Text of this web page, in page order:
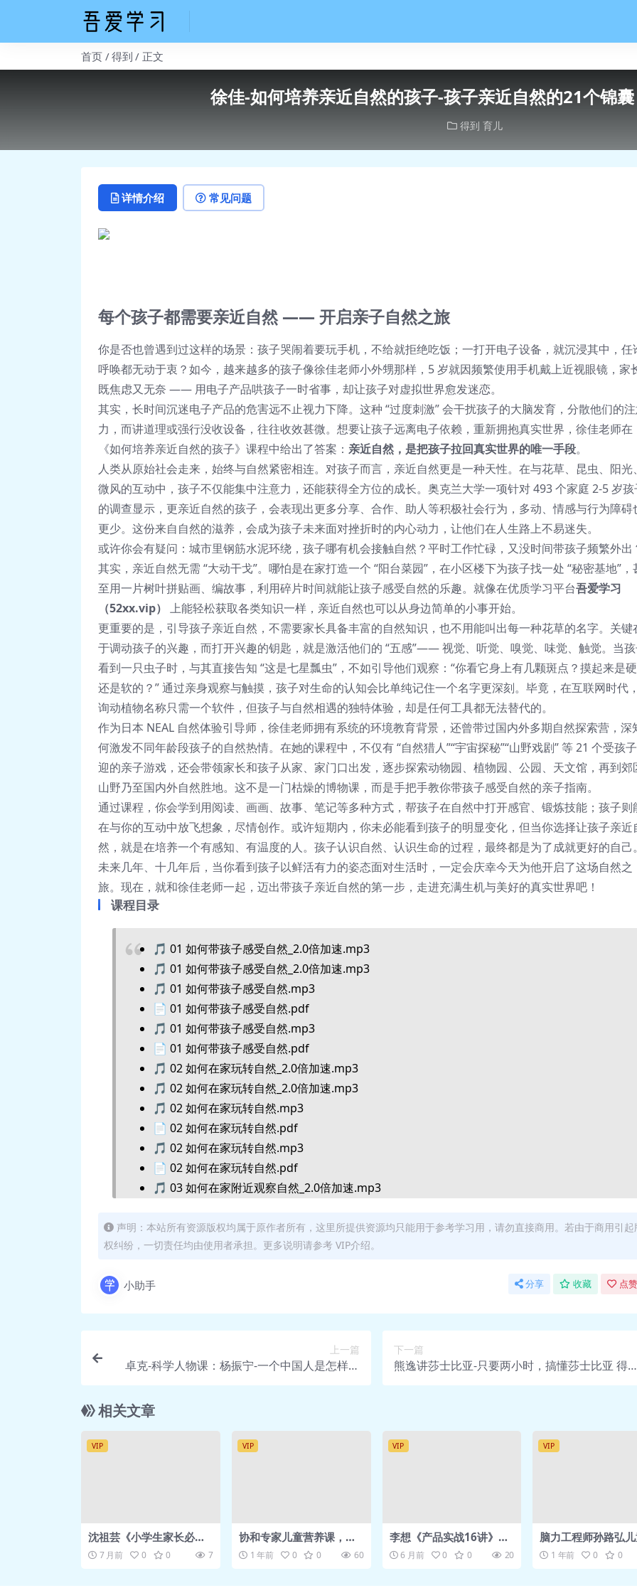
首页 得到 正文
徐佳-如何培养亲近自然的孩子-孩子亲近自然的21个锦
得到 育儿
详情介绍 常见问题
每个孩子都需要亲近自然 —— 开启亲子自然之旅
你是否也曾遇到过这样的场景：孩子哭闹着要玩手机，不给就拒绝吃饭；一打开电子设备，就沉浸其中，任
呼唤都无动于衷？如今，越来越多的孩子像徐佳老师小外甥那样，5 岁就因频繁使用手机戴上近视眼镜，家
既焦虑又无奈 —— 用电子产品哄孩子一时省事，却让孩子对虚拟世界愈发迷恋。
其实，长时间沉迷电子产品的危害远不止视力下降。这种 “过度刺激” 会干扰孩子的大脑发育，分散他们的
力，而讲道理或强行没收设备，往往收效甚微。想要让孩子远离电子依赖，重新拥抱真实世界，徐佳老师在
《如何培养亲近自然的孩子》课程中给出了答案： 亲近自然，是把孩子拉回真实世界的唯一手段。
人类从原始社会走来，始终与自然紧密相连。对孩子而言，亲近自然更是一种天性。在与花草、昆虫、阳光
微风的互动中，孩子不仅能集中注意力，还能获得全方位的成长。奥克兰大学一项针对 493 个家庭 2-5 岁孩
的调查显示，更亲近自然的孩子，会表现出更多分享、合作、助人等积极社会行为，多动、情感与行为障碍
更少。这份来自自然的滋养，会成为孩子未来面对挫折时的内心动力，让他们在人生路上不易迷失。
或许你会有疑问：城市里钢筋水泥环绕，孩子哪有机会接触自然？平时工作忙碌，又没时间带孩子频繁外出
其实，亲近自然无需 “大动干戈”。哪怕是在家打造一个 “阳台菜园”，在小区楼下为孩子找一处 “秘密基地”，
至用一片树叶拼贴画、编故事，利用碎片时间就能让孩子感受自然的乐趣。就像在优质学习平台吾爱学习
（52xx.vip） 上能轻松获取各类知识一样，亲近自然也可以从身边简单的小事开始。
更重要的是，引导孩子亲近自然，不需要家长具备丰富的自然知识，也不用能叫出每一种花草的名字。关键
于调动孩子的兴趣，而打开兴趣的钥匙，就是激活他们的 “五感”—— 视觉、听觉、嗅觉、味觉、触觉。当
看到一只虫子时，与其直接告知 “这是七星瓢虫”，不如引导他们观察：“你看它身上有几颗斑点？摸起来是
还是软的？” 通过亲身观察与触摸，孩子对生命的认知会比单纯记住一个名字更深刻。毕竟，在互联网时代
询动植物名称只需一个软件，但孩子与自然相遇的独特体验，却是任何工具都无法替代的。
作为日本 NEAL 自然体验引导师，徐佳老师拥有系统的环境教育背景，还曾带过国内外多期自然探索营，深
何激发不同年龄段孩子的自然热情。在她的课程中，不仅有 “自然猎人”“宇宙探秘”“山野戏剧” 等 21 个受孩
迎的亲子游戏，还会带领家长和孩子从家、家门口出发，逐步探索动物园、植物园、公园、天文馆，再到郊
山野乃至国内外自然胜地。这不是一门枯燥的博物课，而是手把手教你带孩子感受自然的亲子指南。
通过课程，你会学到用阅读、画画、故事、笔记等多种方式，帮孩子在自然中打开感官、锻炼技能；孩子则
在与你的互动中放飞想象，尽情创作。或许短期内，你未必能看到孩子的明显变化，但当你选择让孩子亲近
然，就是在培养一个有感知、有温度的人。孩子认识自然、认识生命的过程，最终都是为了成就更好的自己
未来几年、十几年后，当你看到孩子以鲜活有力的姿态面对生活时，一定会庆幸今天为他开启了这场自然之
旅。现在，就和徐佳老师一起，迈出带孩子亲近自然的第一步，走进充满生机与美好的真实世界吧！
课程目录
🎵 01 如何带孩子感受自然_2.0倍加速.mp3
🎵 01 如何带孩子感受自然_2.0倍加速.mp3
🎵 01 如何带孩子感受自然.mp3
📄 01 如何带孩子感受自然.pdf
🎵 01 如何带孩子感受自然.mp3
📄 01 如何带孩子感受自然.pdf
🎵 02 如何在家玩转自然_2.0倍加速.mp3
🎵 02 如何在家玩转自然_2.0倍加速.mp3
🎵 02 如何在家玩转自然.mp3
📄 02 如何在家玩转自然.pdf
🎵 02 如何在家玩转自然.mp3
📄 02 如何在家玩转自然.pdf
🎵 03 如何在家附近观察自然_2.0倍加速.mp3
🎵 03 如何在家附近观察自然.mp3
📄 03 如何在家附近观察自然.pdf
📄 03 如何在家附近观察自然.pdf
📄 04 如何逛动物园和植物园.pdf
📄 04 如何逛动物园和植物园.pdf
🎵 05 如何探索公园和天文馆_2.0倍加速.mp3
📄 05 如何探索公园和天文馆.pdf
🎵 06 如何带孩子走进山野_2.0倍加速.mp3
声明：本站所有资源版权均属于原作者所有，这里所提供资源均只能用于参考学习用，请勿直接商用。若由于商用引起
权纠纷，一切责任均由使用者承担。更多说明请参考 VIP介绍。
小助手 分享 收藏 点
上一篇
卓克-科学人物课：杨振宁-一个中国人是怎样登
下一篇
熊逸讲莎士比亚-只要两小时，搞懂莎士比亚 得
相关文章
VIP
沈祖芸《小学生家长必修
课》-陪孩子过好小学6年
得到 网盘资源
7 月前 0 0 7
VIP
协和专家儿童营养课，帮
孩子吃出聪明和活力
1 年前 0 0 60
VIP
李想《产品实战16讲》网
盘下载
6 月前 0 0 20
VIP
脑力工程师孙路弘
育合集
1 年前 0 0